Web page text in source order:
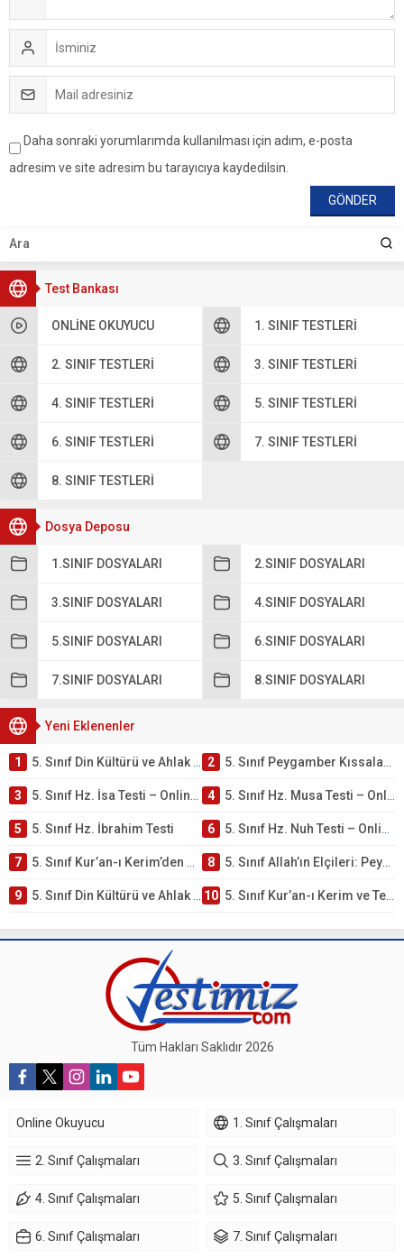
Test Bankası
ONLINE OKUYUCU 1. SINIF TESTLERI
2. SINIF TESTLERI 3. SINIF TESTLERI
4. SINIF TESTLERI 5. SINIF TESTLERI
6. SINIF TESTLERI 7. SINIF TESTLERI
8. SINIF TESTLERI
Dosya Deposu
1.SINIF DOSYALARI 2.SINIF DOSYALARI
3.SINIF DOSYALARI 4.SINIF DOSYALARI
5.SINIF DOSYALARI 6.SINIF DOSYALARI
7.SINIF DOSYALARI 8.SINIF DOSYALARI
Yeni Eklenenler
1 5. Sınıf Din Kültürü ve Ahlak Bilgisi 4. Ünite: Peygamber Kıssaları Çalışmaları 2 5. Sınıf Peygamber Kıssaları Ünite Testi – Online Çöz
3 5. Sınıf Hz. İsa Testi – Online Çöz 4 5. Sınıf Hz. Musa Testi – Online Çöz
5 5. Sınıf Hz. İbrahim Testi 6 5. Sınıf Hz. Nuh Testi – Online Çöz
7 5. Sınıf Kur’an-ı Kerim’den Öğütler – Peygamber Kıssaları Testi – Online Çöz 8 5. Sınıf Allah’ın Elçileri: Peygamberler Testi – Online Çöz
9 5. Sınıf Din Kültürü ve Ahlak Bilgisi 3. Ünite: Kur’an-ı Kerim Çalışmaları 10 5. Sınıf Kur’an-ı Kerim ve Temel Özellikleri Testi – Online Çöz
Daha sonraki yorumlarımda kullanılması için adım, e-posta
adresim ve site adresim bu tarayıcıya kaydedilsin.
Tüm Hakları Saklıdır 2026
Online Okuyucu 1. Sınıf Çalışmaları
2. Sınıf Çalışmaları 3. Sınıf Çalışmaları
4. Sınıf Çalışmaları 5. Sınıf Çalışmaları
6. Sınıf Çalışmaları 7. Sınıf Çalışmaları